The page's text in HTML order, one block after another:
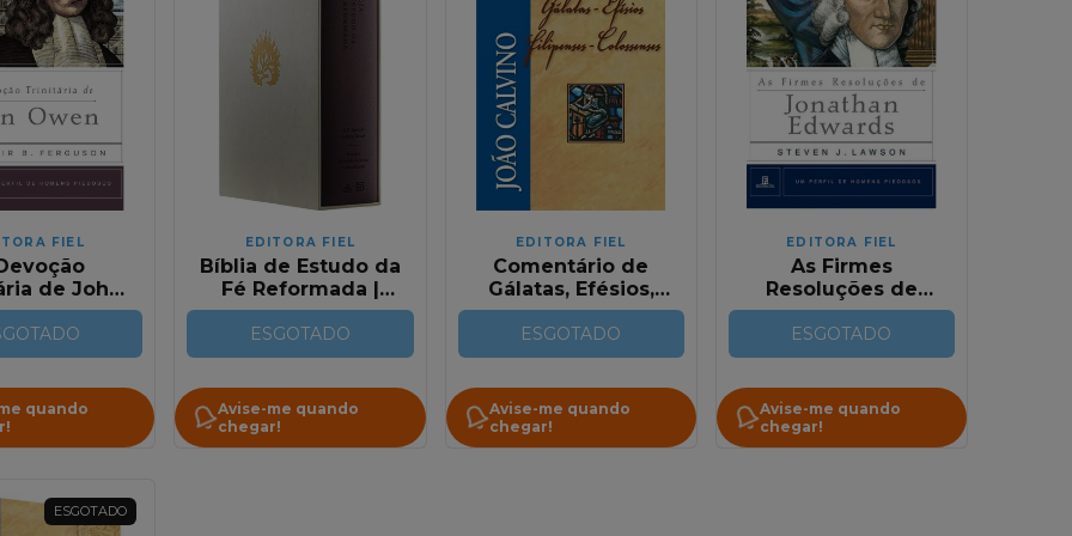
FIEL
de John
Sinclair B.
quando
EDITORA FIEL
Bíblia de Estudo da
Fé Reformada |
Com Estojo | Capa
Luxo Vinho
ESGOTADO
Avise-me quando
chegar!
EDITORA FIEL
Comentário de
Gálatas, Efésios,
Filipenses e
Colossenses - João
Calvino
ESGOTADO
Avise-me quando
chegar!
EDITORA FIEL
As Firmes
Resoluções de
Jonathan Edwards |
Steven J. Lawson
ESGOTADO
Avise-me quando
chegar!
ESGOTADO